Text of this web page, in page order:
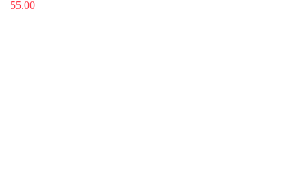
55.00